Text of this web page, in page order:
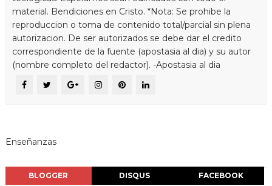
material. Bendiciones en Cristo. *Nota: Se prohibe la
reproduccion o toma de contenido total/parcial sin plena
autorizacion. De ser autorizados se debe dar el credito
correspondiente de la fuente (apostasia al dia) y su autor
(nombre completo del redactor). -Apostasia al dia
Enseñanzas
BLOGGER DISQUS FACEBOOK